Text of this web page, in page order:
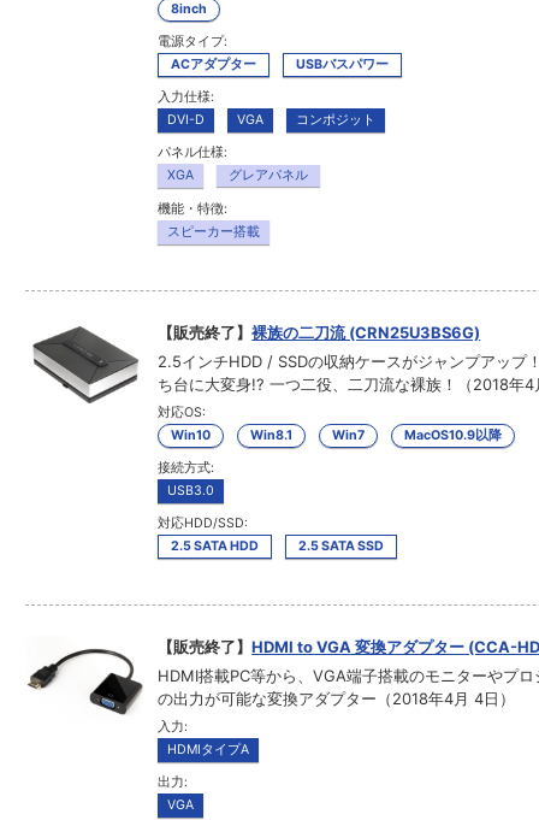
8inch
電源タイプ:
ACアダプター
USBバスパワー
入力仕様:
DVI-D
VGA コンポジット
パネル仕様:
XGA
グレアパネル
機能・特徴:
スピーカー搭載
【販売終了】裸族の二刀流 (CRN25U3BS6G)
2.5インチHDD / SSDの収納ケースがジャンプアップ
ち台に大変身!? 一つ二役、二刀流な裸族！（2018年
対応OS:
Win10
Win8.1 Win7 MacOS10.9以降
接続方式:
USB3.0
対応HDD/SSD:
2.5 SATA HDD
2.5 SATA SSD
【販売終了】HDMI to VGA 変換アダプター (CCA-
HDMI搭載PC等から、VGA端子搭載のモニターやプ
の出力が可能な変換アダプター（2018年4月 4日）
入力:
HDMIタイプA
出力:
VGA